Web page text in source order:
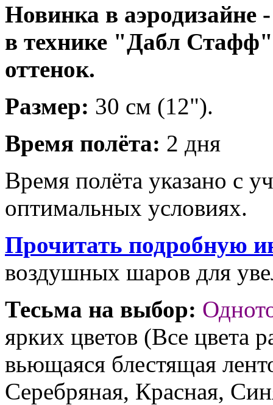
Новинка в аэродизайне
в технике "Дабл
оттенок.
Размер: 30 см (12").
Время полёта: 2 дня
Время полёта указано с
оптимальных условиях.
Прочитать подробную
воздушных шаров для
Тесьма на выбор:
ярких цветов (Все цвета
вьющаяся блестящая
Серебряная, Красная,